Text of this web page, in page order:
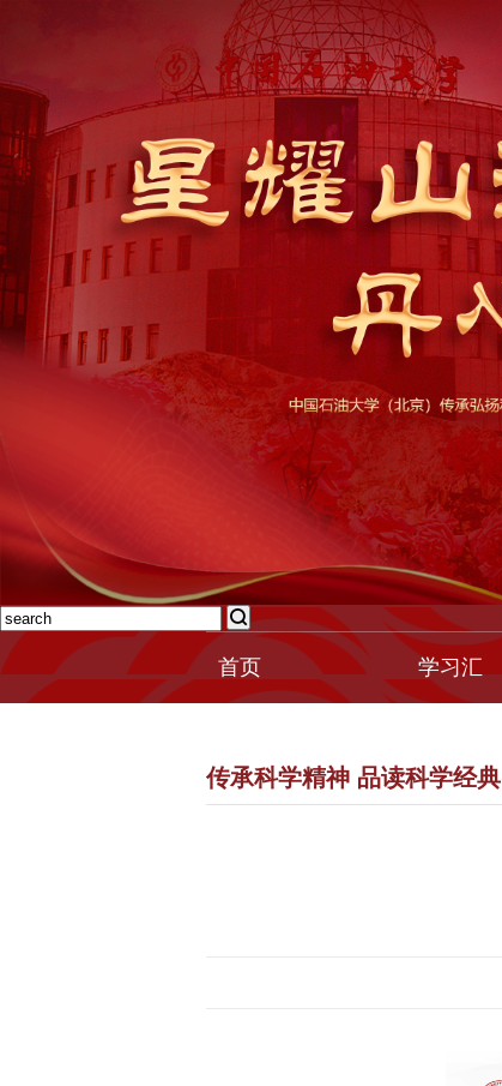
首页 学习汇
传承科学精神 品读科学经典